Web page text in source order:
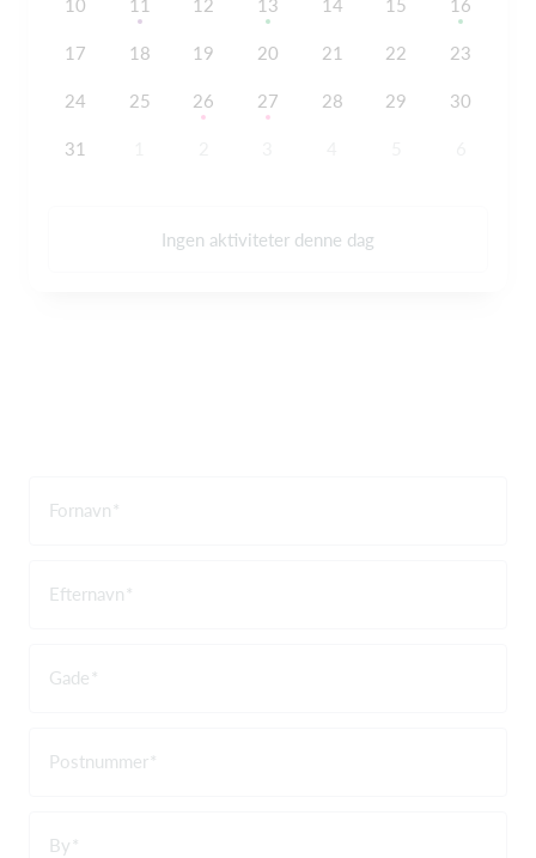
10 11 12 13 14 15 16
17 18 19 20 21 22 23
24 25 26 27 28 29 30
31
Ingen aktiviteter denne dag
Fornavn
Efternavn
Gade
Postnummer
By